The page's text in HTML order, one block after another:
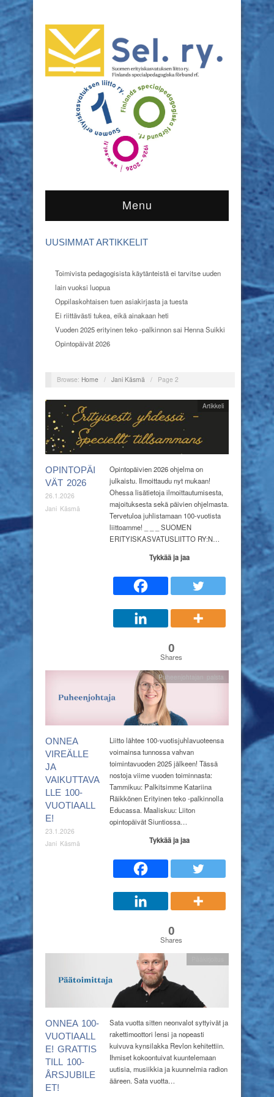
Menu
UUSIMMAT ARTIKKELIT
Toimivista pedagogisista käytänteistä ei tarvitse uuden
lain vuoksi luopua
Oppilaskohtaisen tuen asiakirjasta ja tuesta
Ei riittävästi tukea, eikä ainakaan heti
Vuoden 2025 erityinen teko -palkinnon sai Henna Suikki
Opintopäivät 2026
Browse: Home / Jani Käsmä / Page 2
OPINTOPÄI
VÄT 2026
26.1.2026
Jani Käsmä
Artikkeli
Opintopäivien 2026 ohjelma on
julkaistu. Ilmoittaudu nyt mukaan!
Ohessa lisätietoja ilmoittautumisesta,
majoituksesta sekä päivien ohjelmasta.
Tervetuloa juhlistamaan 100-vuotista
liittoamme! _ _ _ SUOMEN
ERITYISKASVATUSLIITTO RY:N…
Tykkää ja jaa
0
Shares
ONNEA
VIREÄLLE
JA
VAIKUTTAVA
LLE 100-
VUOTIAALL
E!
23.1.2026
Jani Käsmä
Puheenjohtajan palsta
Liitto lähtee 100-vuotisjuhlavuoteensa
voimainsa tunnossa vahvan
toimintavuoden 2025 jälkeen! Tässä
nostoja viime vuoden toiminnasta:
Tammikuu: Palkitsimme Katariina
Räikkönen Erityinen teko -palkinnolla
Educassa. Maaliskuu: Liiton
opintopäivät Siuntiossa…
Tykkää ja jaa
0
Shares
ONNEA 100-
VUOTIAALL
E! GRATTIS
TILL 100-
ÅRSJUBILE
ET!
Sata vuotta sitten neonvalot syttyivät ja
rakettimoottori lensi ja nopeasti
kuivuva kynsilakka Revlon kehitettiin.
Ihmiset kokoontuivat kuuntelemaan
uutisia, musiikkia ja kuunnelmia radion
ääreen. Sata vuotta…